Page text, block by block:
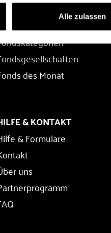
Alle zulassen
Fondssuche
des Monat
& KONTAKT
& Formulare
uns